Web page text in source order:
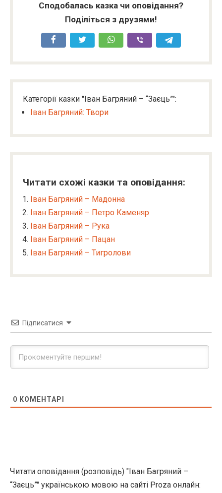
Сподобалась казка чи оповідання?
Поділіться з друзями!
Категорії казки "Іван Багряний – “Заєць”":
Іван Багряний: Твори
Читати схожі казки та оповідання:
Іван Багряний – Мадонна
Іван Багряний – Петро Каменяр
Іван Багряний – Рука
Іван Багряний – Пацан
Іван Багряний – Тигролови
Підписатися
0 КОМЕНТАРІ
Читати оповідання (розповідь) "Іван Багряний –
“Заєць”" українською мовою на сайті Proza онлайн: